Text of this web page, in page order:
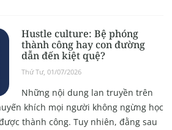
Hustle culture: Bệ phóng
thành công hay con đường
dẫn đến kiệt quệ?
Thứ Tư, 01/07/2026
Những nội dung lan truyền trên
khích mọi người không ngừng học
thành công. Tuy nhiên, đằng sau